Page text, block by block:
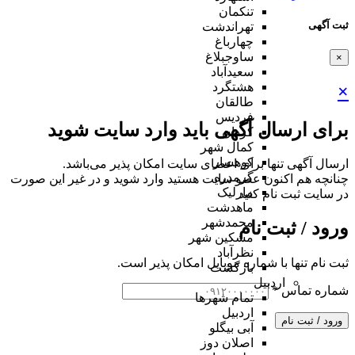
ثبت آگهی
×
×
برای ارسال آگهی باید وارد سایت شوید
ارسال آگهی تنها برای اعضای سایت امکان پذیر می‌باشد.
چنانچه هم‌ اکنون عضو سایت هستید وارد شوید و در غیر این صورت
در سایت ثبت نام کنید
ورود / ثبت نام
ثبت نام تنها با شماره موبایل امکان پذیر است.
شماره تماس*
ورود / ثبت نام
تنکمان
تهراندشت
چهارباغ
ساوجبلاغ
سعیدآباد
هشتگرد
طالقان
فردیس
کردان
کمال شهر
کوهسار
گرمدره
مارلیک
ماهدشت
محمدشهر
مشکین شهر
نظرآباد
بازگشت
اردبیل
تمام شهر‌ها
اردبیل
آبی بیگلو
اصلان دوز